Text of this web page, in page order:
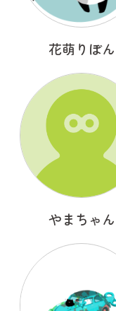
花萌りぼん
やまちゃん